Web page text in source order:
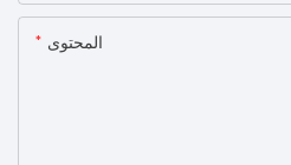
المحتوى